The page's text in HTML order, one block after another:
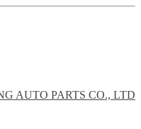
AUTO PARTS CO., LTD